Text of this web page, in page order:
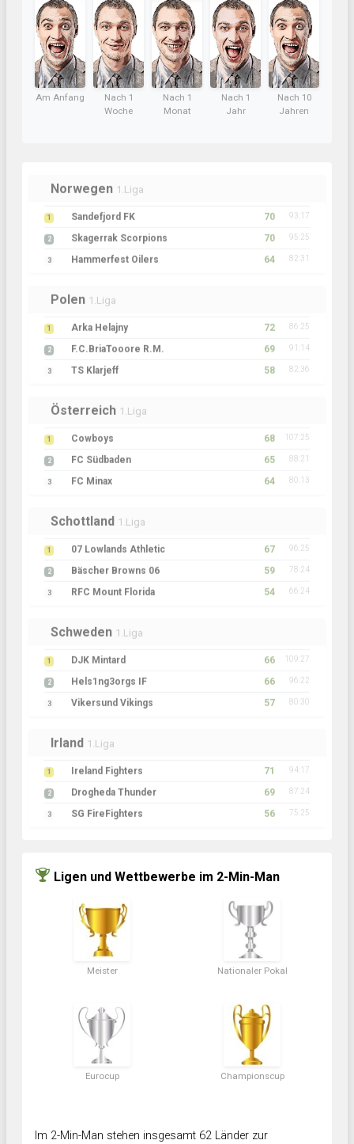
Am Anfang
Nach 1
Woche
Nach 1
Monat
Nach 1
Jahr
Nach 10
Jahren
Norwegen 1.Liga
1 Sandefjord FK 70
2 Skagerrak Scorpions 70
Hammerfest Oilers 64
Polen 1.Liga
1 Arka Helajny 72
2 F.C.BriaTooore R.M. 69
TS Klarjeff 58
Österreich 1.Liga
1 Cowboys 68
2 FC Südbaden 65
FC Minax 64
Schottland 1.Liga
1 07 Lowlands Athletic 67
2 Bäscher Browns 06 59
RFC Mount Florida 54
Schweden 1.Liga
1 DJK Mintard 66
2 Hels1ng3orgs IF 66
Vikersund Vikings 57
Irland 1.Liga
1 Ireland Fighters 71
2 Drogheda Thunder 69
SG FireFighters 56
Ligen und Wettbewerbe im 2-Min-Man
Meister Nationaler Pokal
Eurocup Championscup
Im 2-Min-Man stehen insgesamt 62 Länder zur